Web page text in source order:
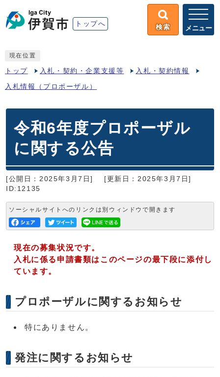
トップへ 検索 メニュー
現在位置
トップ 入札・契約・企業支援等 入札・契約情報
入札情報（プロポーザル）
令和6年度プロポーザル
に関する公告
[公開日：2025年3月7日]
[更新日：2025年3月7日]
ID:12135
ソーシャルサイトへのリンクは別ウィンドウで開きます
現在の募集状況です。
入札に係る申請書類はこのページの最下段に添付し
ています。
プロポーザルに関するお知らせ
特にありません。
発注に関するお知らせ